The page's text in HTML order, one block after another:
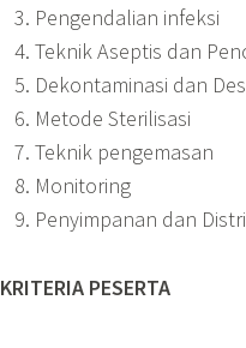
Pengendalian infeksi
Teknik Aseptis dan
Dekontaminasi dan
Metode Sterilisasi
Teknik pengemasan
Monitoring
Penyimpanan dan
KRITERIA PESERTA